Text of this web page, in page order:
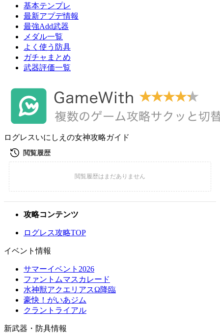
基本テンプレ
最新アプデ情報
最強Add武器
メダル一覧
よく使う防具
ガチャまとめ
武器評価一覧
ログレスいにしえの女神攻略ガイド
攻略コンテンツ
ログレス攻略TOP
イベント情報
サマーイベント2026
ファントムマスカレード
水神獣アクエリアスΩ降臨
豪快！がいあジム
クラントライアル
新武器・防具情報